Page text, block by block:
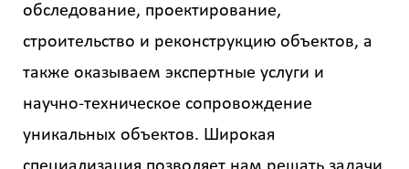
обследование, проектирование,
строительство и реконструкцию объектов, а
также оказываем экспертные услуги и
научно-техническое сопровождение
уникальных объектов. Широкая